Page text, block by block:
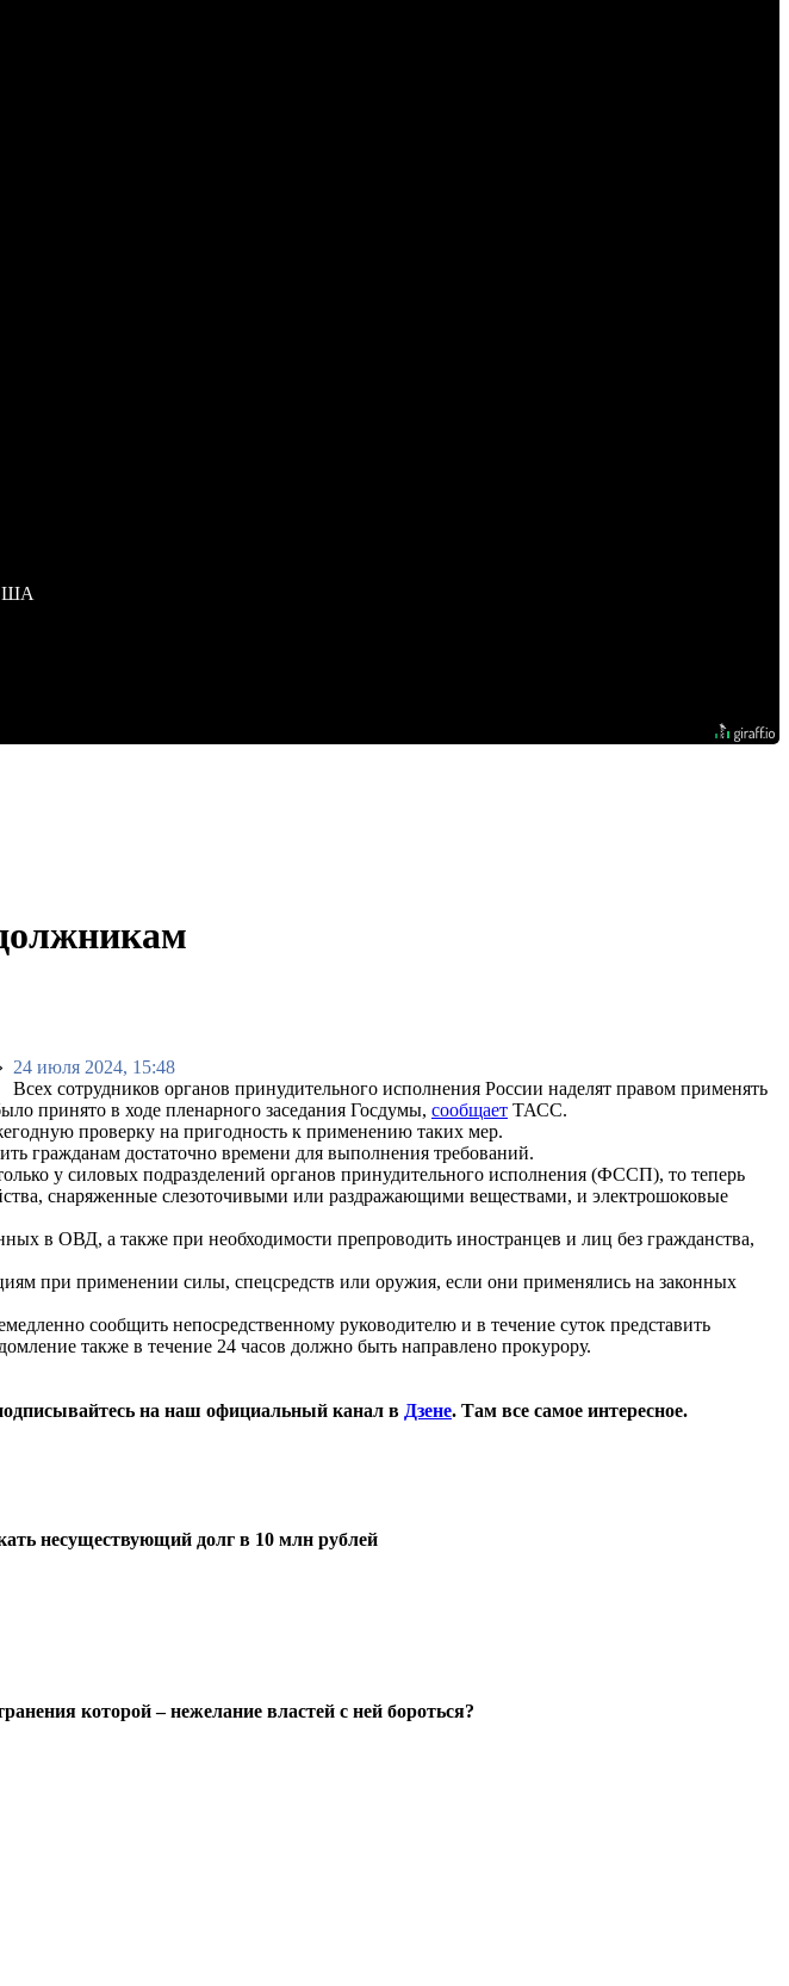
24 июля 2024, 15:48
Всех сотрудников органов принудительного исполнения России наделят правом применять
принято в ходе пленарного заседания Госдумы, сообщает ТАСС.
проверку на пригодность к применению таких мер.
гражданам достаточно времени для выполнения требований.
у силовых подразделений органов принудительного исполнения (ФССП), то теперь
снаряженные слезоточивыми или раздражающими веществами, и электрошоковые
в ОВД, а также при необходимости препроводить иностранцев и лиц без гражданства,
при применении силы, спецсредств или оружия, если они применялись на законных
сообщить непосредственному руководителю и в течение суток представить
также в течение 24 часов должно быть направлено прокурору.
на наш официальный канал в Дзене. Там все самое интересное.
несуществующий долг в 10 млн рублей
которой – нежелание властей с ней бороться?